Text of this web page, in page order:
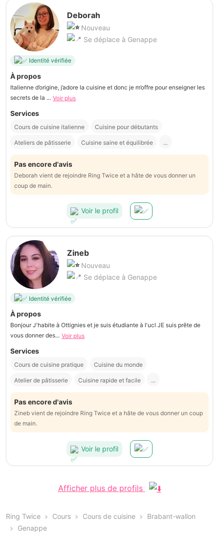
Deborah
Nouveau
Se déplace à Genappe
Identité vérifiée
À propos
Italienne d’origine, j’adore la cuisine et donc je m’offre pour enseigner les
secrets de la ... Voir plus
Services
Cours de cuisine italienne Cuisine pour débutants
Ateliers de pâtisserie Cuisine saine et équilibrée ...
Pas encore d'avis
Deborah vient de rejoindre Ring Twice et a hâte de vous donner un
coup de main.
Voir le profil
Zineb
Nouveau
Se déplace à Genappe
Identité vérifiée
À propos
Bonjour J'habite à Ottignies et je suis étudiante à l'ucl JE suis prête de
vous donner des... Voir plus
Services
Cours de cuisine pratique Cuisine du monde
Atelier de pâtisserie Cuisine rapide et facile ...
Pas encore d'avis
Zineb vient de rejoindre Ring Twice et a hâte de vous donner un coup
de main.
Voir le profil
Afficher plus de profils
Ring Twice Cours Cours de cuisine
Brabant-wallon
Genappe